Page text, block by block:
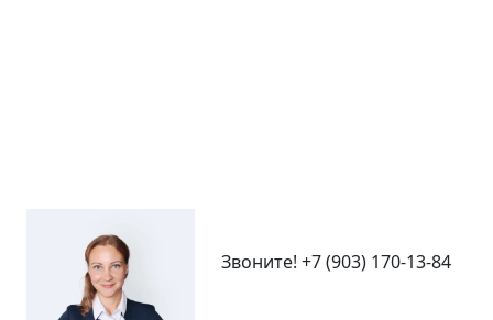
Звоните! +7 (903) 170-13-84